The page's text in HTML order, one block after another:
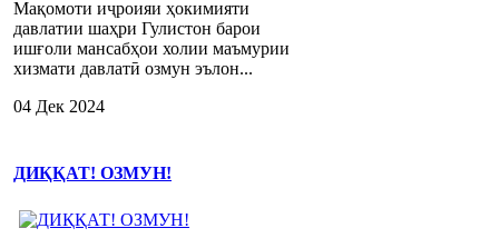
Мақомоти иҷроияи ҳокимияти
давлатии шаҳри Гулистон барои
ишғоли мансабҳои холии маъмурии
хизмати давлатӣ озмун эълон...
04 Дек 2024
ДИҚҚАТ! ОЗМУН!